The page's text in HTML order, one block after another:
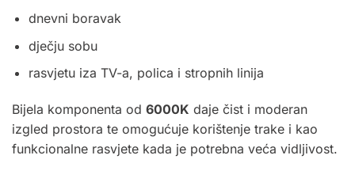
dnevni boravak
dječju sobu
rasvjetu iza TV-a, polica i stropnih linija
Bijela komponenta od 6000K daje čist i moderan
izgled prostora te omogućuje korištenje trake i kao
funkcionalne rasvjete kada je potrebna veća vidljivost.